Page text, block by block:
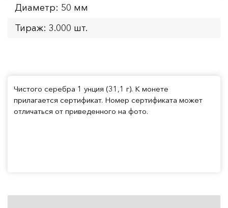
Диаметр: 50 мм
Тираж: 3.000 шт.
Чистого серебра 1 унция (31,1 г). К монете
прилагается сертификат. Номер сертификата может
отличаться от приведенного на фото.